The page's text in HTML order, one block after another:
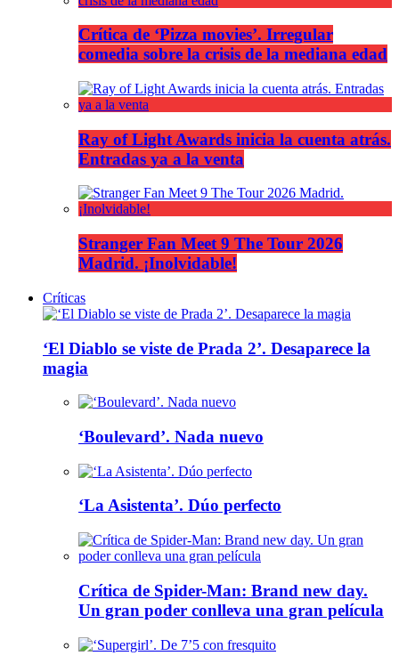
Crítica de ‘Pizza movies’. Irregular
comedia sobre la crisis de la mediana edad
Ray of Light Awards inicia la cuenta atrás.
Entradas ya a la venta
Stranger Fan Meet 9 The Tour 2026
Madrid. ¡Inolvidable!
Críticas
‘El Diablo se viste de Prada 2’. Desaparece la
magia
‘Boulevard’. Nada nuevo
‘La Asistenta’. Dúo perfecto
Crítica de Spider-Man: Brand new day.
Un gran poder conlleva una gran película